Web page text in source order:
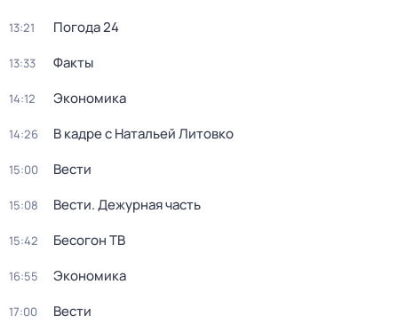
13:21 Погода 24
13:33 Факты
14:12 Экономика
14:26 В кадре с Натальей Литовко
15:00 Вести
15:08 Вести. Дежурная часть
15:42 Бесогон ТВ
16:55 Экономика
17:00 Вести